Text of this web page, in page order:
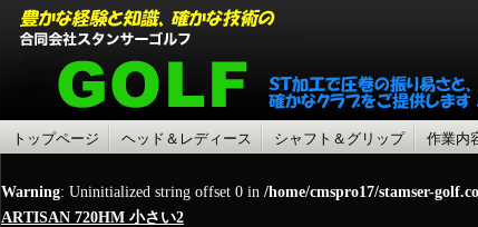
トップページ ヘッド＆レディース シャフト＆グリップ 作業内
Warning: Uninitialized string offset 0 in /home/cmspro17/stamser-
ARTISAN 720HM 小さい2